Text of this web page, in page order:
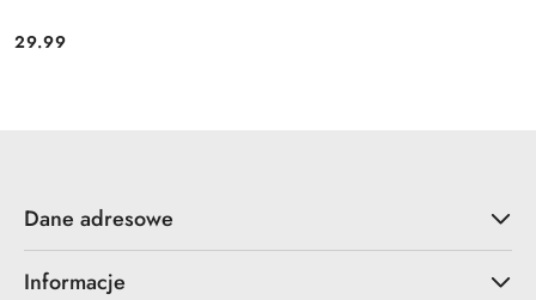
Cena:
29.99
Dane adresowe
Informacje